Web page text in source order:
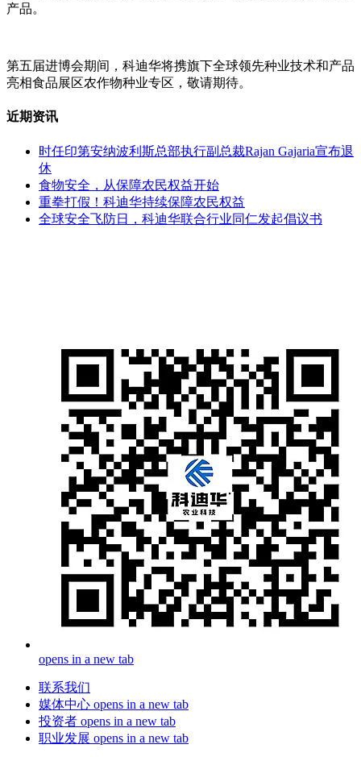
产品。
第五届进博会期间，科迪华将携旗下全球领先种业技术和产品
亮相食品展区农作物种业专区，敬请期待。
近期资讯
时任印第安纳波利斯总部执行副总裁Rajan Gajaria宣布退
休
食物安全，从保障农民权益开始
重拳打假！科迪华持续保障农民权益
全球安全飞防日，科迪华联合行业同仁发起倡议书
opens in a new tab
联系我们
媒体中心 opens in a new tab
投资者 opens in a new tab
职业发展 opens in a new tab